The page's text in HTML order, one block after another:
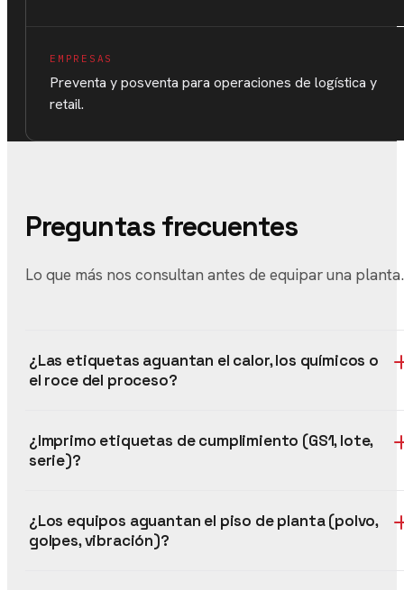
EMPRESAS
Preventa y posventa para operaciones de logística y
retail.
Preguntas frecuentes
Lo que más nos consultan antes de equipar una planta.
¿Las etiquetas aguantan el calor, los químicos o
el roce del proceso?
¿Imprimo etiquetas de cumplimiento (GS1, lote,
serie)?
¿Los equipos aguantan el piso de planta (polvo,
golpes, vibración)?